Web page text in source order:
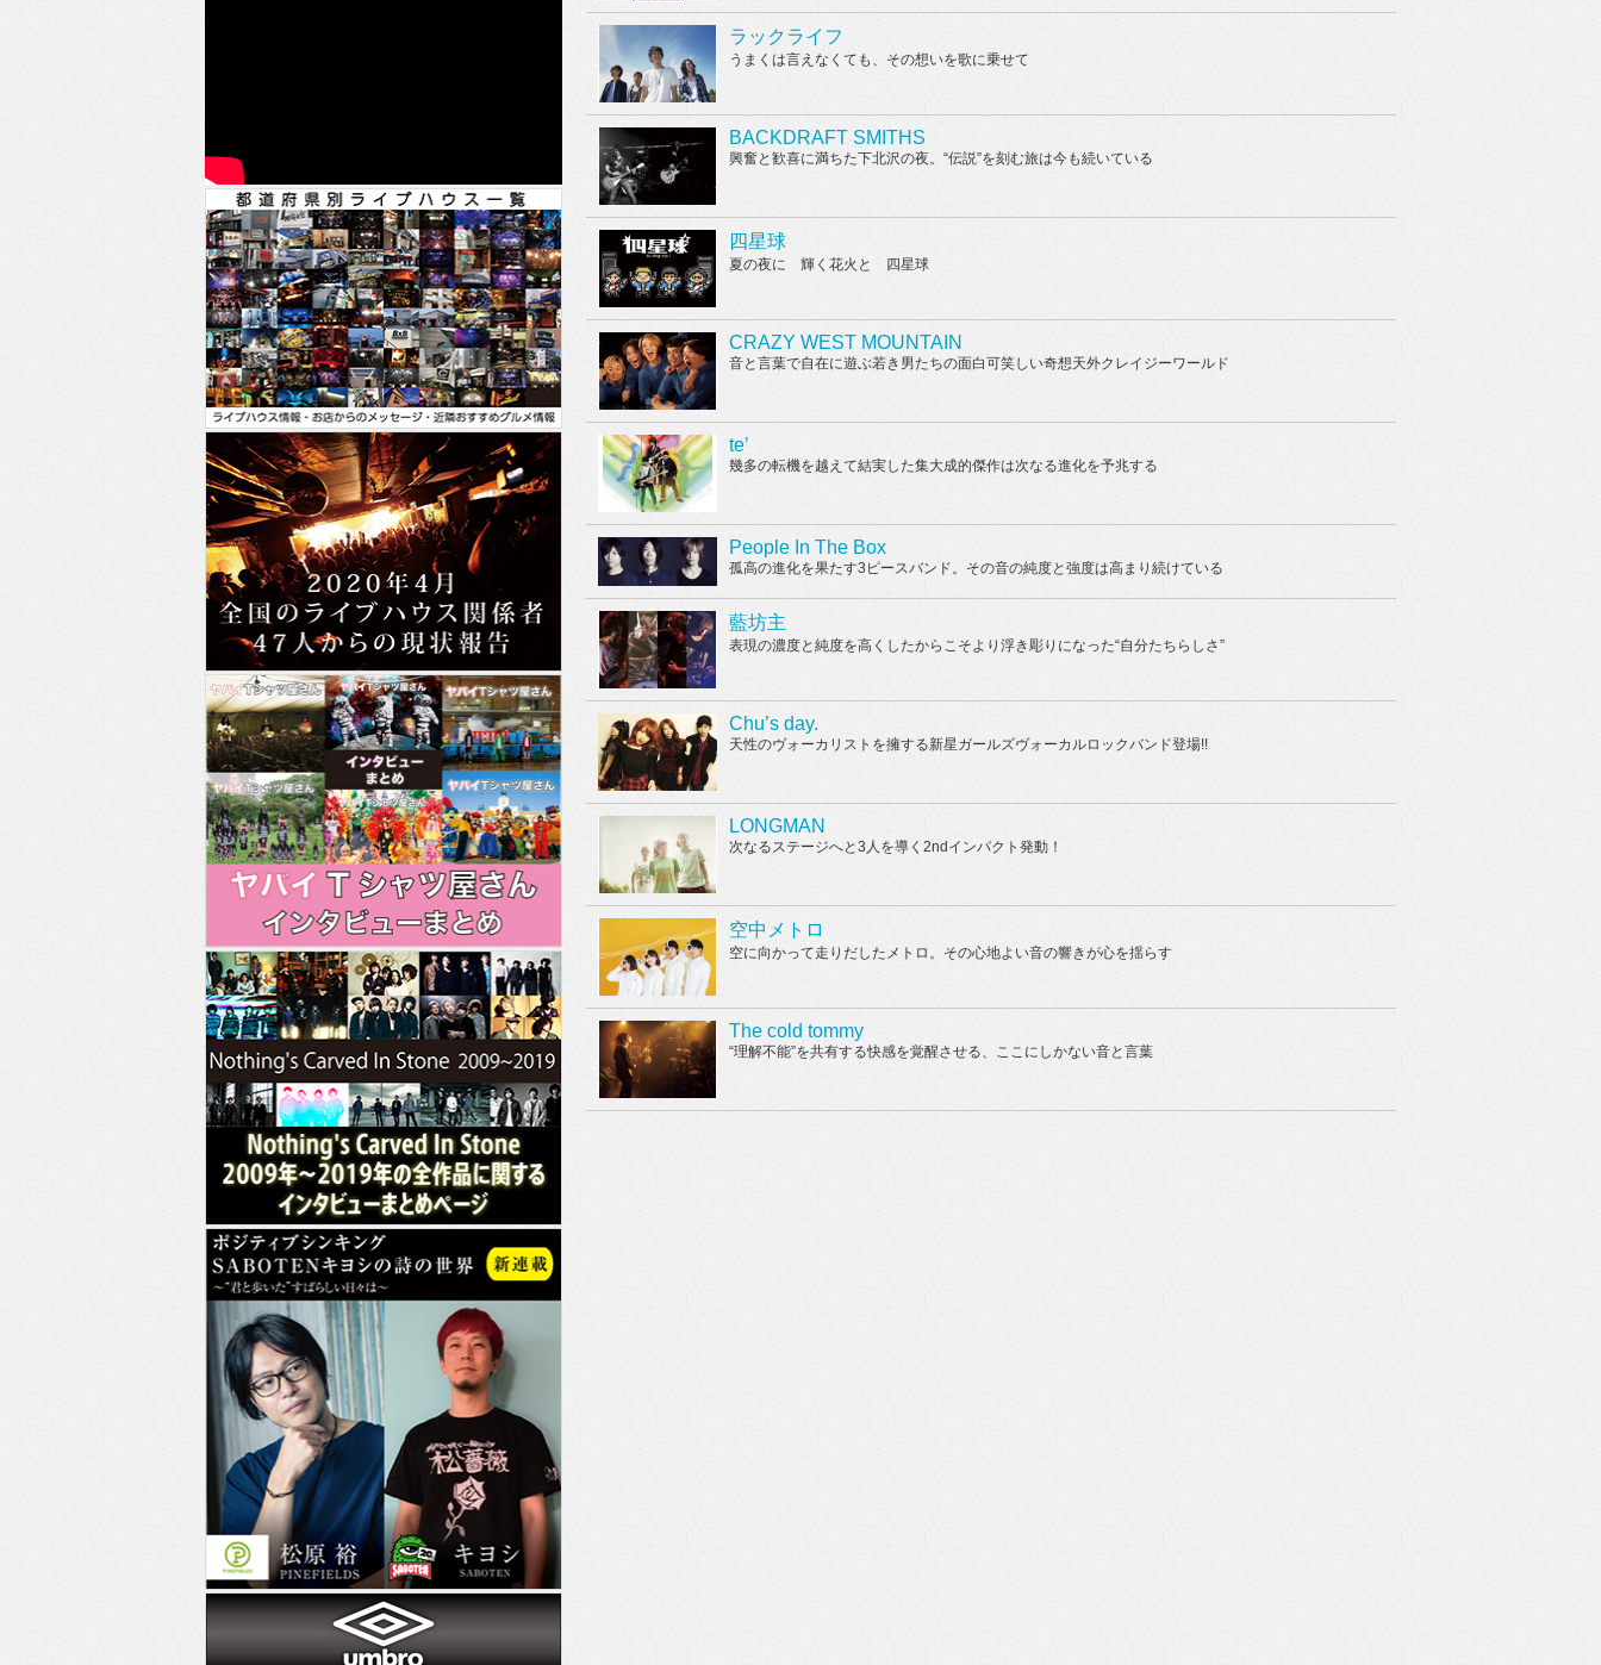
ラックライフ
うまくは言えなくても、その想いを歌に乗せて
BACKDRAFT SMITHS
興奮と歓喜に満ちた下北沢の夜。“伝説”を刻む旅は今も続いている
四星球
夏の夜に 輝く花火と 四星球
CRAZY WEST MOUNTAIN
音と言葉で自在に遊ぶ若き男たちの面白可笑しい奇想天外クレイジーワールド
te’
幾多の転機を越えて結実した集大成的傑作は次なる進化を予兆する
People In The Box
孤高の進化を果たす3ピースバンド。その音の純度と強度は高まり続けている
藍坊主
表現の濃度と純度を高くしたからこそより浮き彫りになった“自分たちらしさ”
Chu’s day.
天性のヴォーカリストを擁する新星ガールズヴォーカルロックバンド登場!!
LONGMAN
次なるステージへと3人を導く2ndインパクト発動！
空中メトロ
空に向かって走りだしたメトロ。その心地よい音の響きが心を揺らす
The cold tommy
“理解不能”を共有する快感を覚醒させる、ここにしかない音と言葉